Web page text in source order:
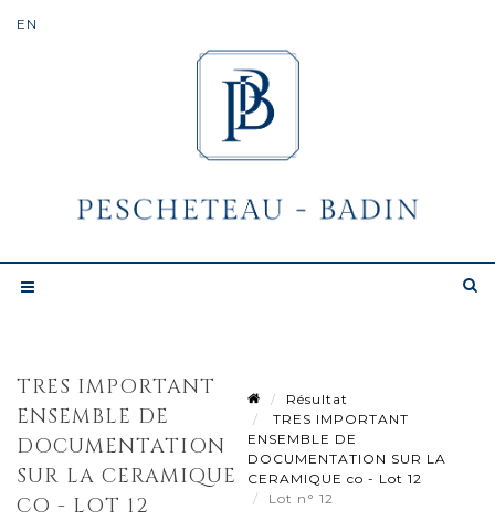
TRES IMPORTANT
ENSEMBLE DE
DOCUMENTATION
SUR LA CERAMIQUE
CO - LOT 12
Résultat
TRES IMPORTANT
ENSEMBLE DE
DOCUMENTATION SUR LA
CERAMIQUE co - Lot 12
Lot n° 12